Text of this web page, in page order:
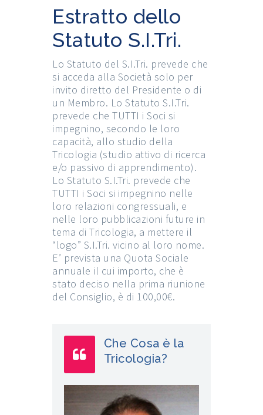
Estratto dello
Statuto S.I.Tri.
Lo Statuto del S.I.Tri. prevede che
si acceda alla Società solo per
invito diretto del Presidente o di
un Membro. Lo Statuto S.I.Tri.
prevede che TUTTI i Soci si
impegnino, secondo le loro
capacità, allo studio della
Tricologia (studio attivo di ricerca
e/o passivo di apprendimento).
Lo Statuto S.I.Tri. prevede che
TUTTI i Soci si impegnino nelle
loro relazioni congressuali, e
nelle loro pubblicazioni future in
tema di Tricologia, a mettere il
“logo” S.I.Tri. vicino al loro nome.
E’ prevista una Quota Sociale
annuale il cui importo, che è
stato deciso nella prima riunione
del Consiglio, è di 100,00€.
Che Cosa è la
Tricologia?